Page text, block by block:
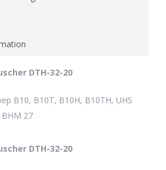
DTH-32-20
B10, B10T, B10H, B10TH, UHS
27
DTH-32-20